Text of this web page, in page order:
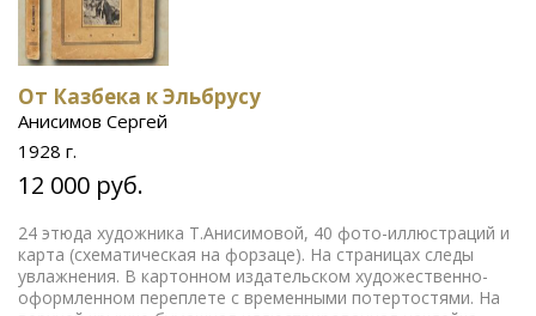
От Казбека к Эльбрусу
Анисимов Сергей
1928 г.
12 000 руб.
24 этюда художника Т.Анисимовой, 40 фото-иллюстраций и
карта (схематическая на форзаце). На страницах следы
увлажнения. В картонном издательском художественно-
оформленном переплете с временными потертостями. На